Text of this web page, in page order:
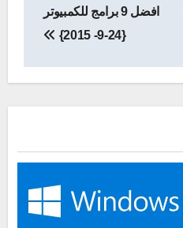
افضل 9 برامج للكمبيوتر
{24-9- 2015}